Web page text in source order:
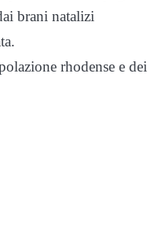
brani natalizi
rhodense e dei